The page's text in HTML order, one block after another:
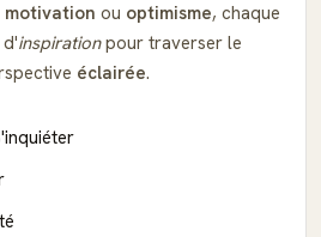
motivation ou optimisme, chaque
inspirationpour traverser le
éclairée.